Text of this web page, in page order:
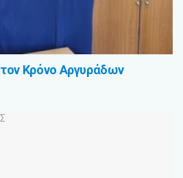
Κρόνο Αργυράδων